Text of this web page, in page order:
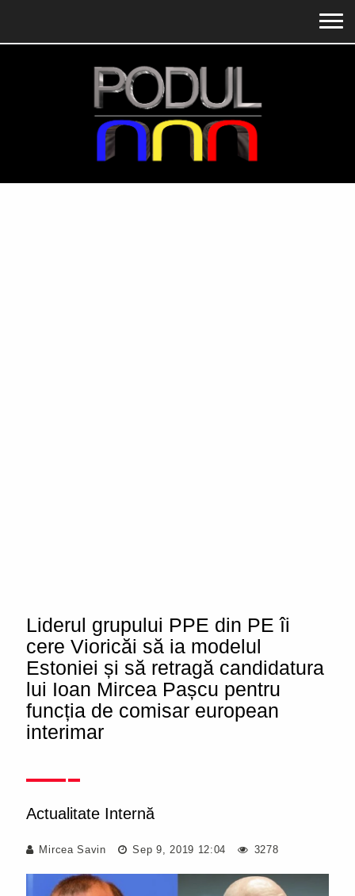
Liderul grupului PPE din PE îi
cere Vioricăi să ia modelul
Estoniei și să retragă candidatura
lui Ioan Mircea Pașcu pentru
funcția de comisar european
interimar
Actualitate Internă
Mircea Savin Sep 9, 2019 12:04 3278